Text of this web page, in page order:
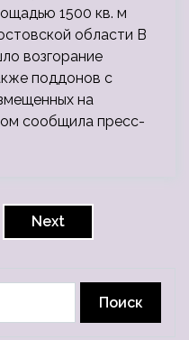
1500 кв. м
области В
возгорание
поддонов с
на
сообщила пресс-
Next